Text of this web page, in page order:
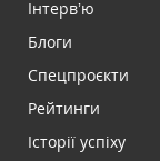
Інтервʼю
Блоги
Спецпроєкти
Рейтинги
Історії успіху